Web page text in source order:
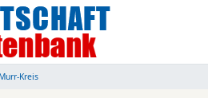
Kreis